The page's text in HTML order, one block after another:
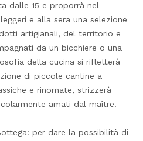
dalle 15 e proporrà nel
e alla sera una selezione
artigianali, del territorio e
da un bicchiere o una
della cucina si rifletterà
di piccole cantine a
e rinomate, strizzerà
amati dal maître.
per dare la possibilità di